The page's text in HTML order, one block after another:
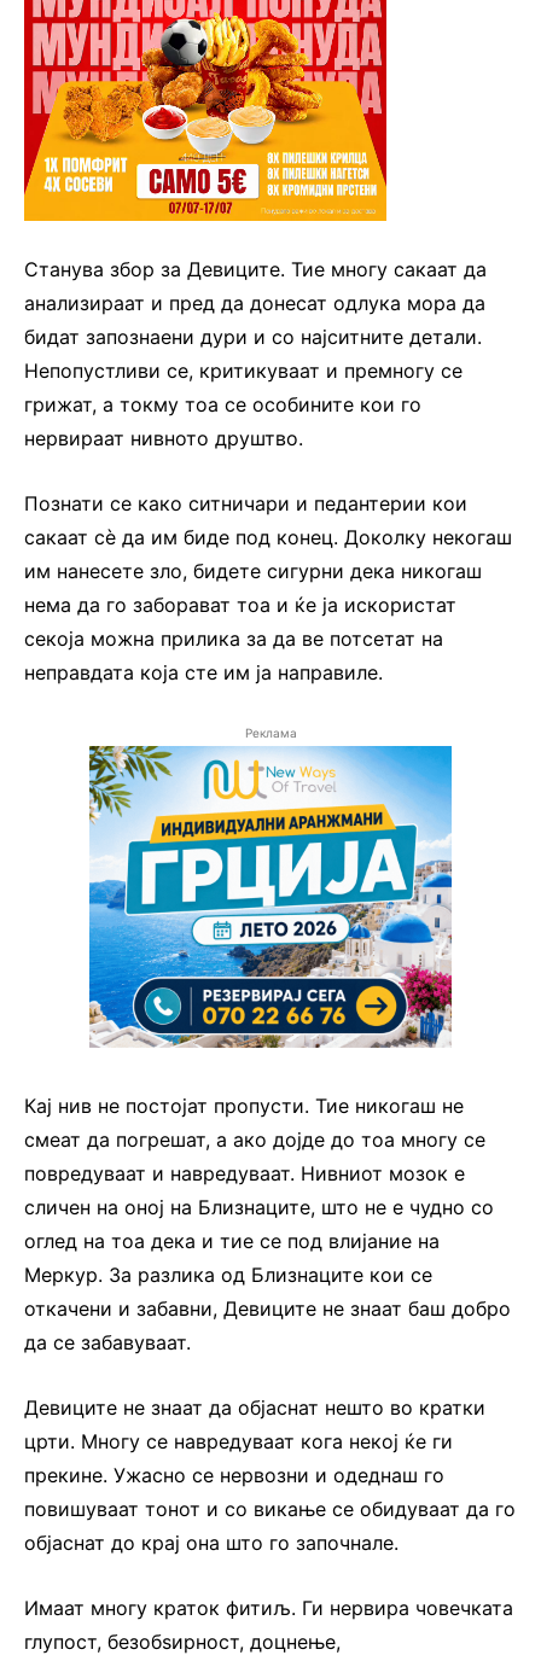
Станува збор за Девиците. Тие многу сакаат да
анализираат и пред да донесат одлука мора да
бидат запознаени дури и со најситните детали.
Непопустливи се, критикуваат и премногу се
грижат, а токму тоа се особините кои го
нервираат нивното друштво.
Познати се како ситничари и педантерии кои
сакаат сѐ да им биде под конец. Доколку некогаш
им нанесете зло, бидете сигурни дека никогаш
нема да го заборават тоа и ќе ја искористат
секоја можна прилика за да ве потсетат на
неправдата која сте им ја направиле.
Реклама
Кај нив не постојат пропусти. Тие никогаш не
смеат да погрешат, а ако дојде до тоа многу се
повредуваат и навредуваат. Нивниот мозок е
сличен на оној на Близнаците, што не е чудно со
оглед на тоа дека и тие се под влијание на
Меркур. За разлика од Близнаците кои се
откачени и забавни, Девиците не знаат баш добро
да се забавуваат.
Девиците не знаат да објаснат нешто во кратки
црти. Многу се навредуваат кога некој ќе ги
прекине. Ужасно се нервозни и одеднаш го
повишуваат тонот и со викање се обидуваат да го
објаснат до крај она што го започнале.
Имаат многу краток фитиљ. Ги нервира човечката
глупост, безобѕирност, доцнење,